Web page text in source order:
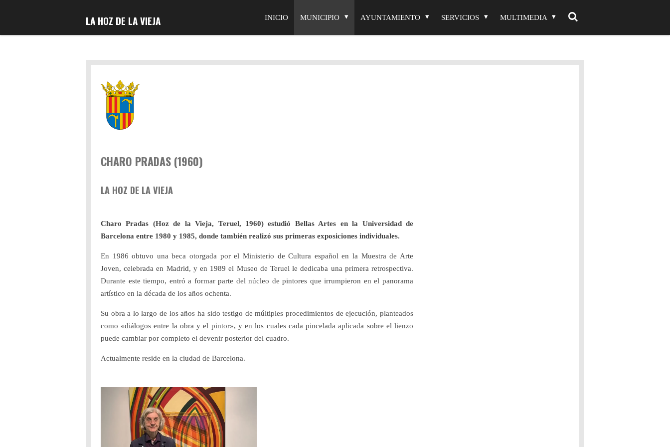
contenido
LA HOZ DE LA VIEJA INICIO MUNICIPIO AYUNTAMIENTO SERVICIOS MULTIMEDIA
CHARO PRADAS (1960)
LA HOZ DE LA VIEJA
Charo Pradas (Hoz de la Vieja, Teruel, 1960) estudió Bellas Artes en la Universidad de
Barcelona entre 1980 y 1985, donde también realizó sus primeras exposiciones individuales.
En 1986 obtuvo una beca otorgada por el Ministerio de Cultura español en la Muestra de Arte
Joven, celebrada en Madrid, y en 1989 el Museo de Teruel le dedicaba una primera retrospectiva.
Durante este tiempo, entró a formar parte del núcleo de pintores que irrumpieron en el panorama
artístico en la década de los años ochenta.
Su obra a lo largo de los años ha sido testigo de múltiples procedimientos de ejecución, planteados
como «diálogos entre la obra y el pintor», y en los cuales cada pincelada aplicada sobre el lienzo
puede cambiar por completo el devenir posterior del cuadro.
Actualmente reside en la ciudad de Barcelona.